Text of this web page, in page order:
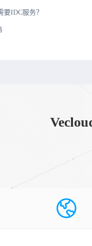
IDC服务？